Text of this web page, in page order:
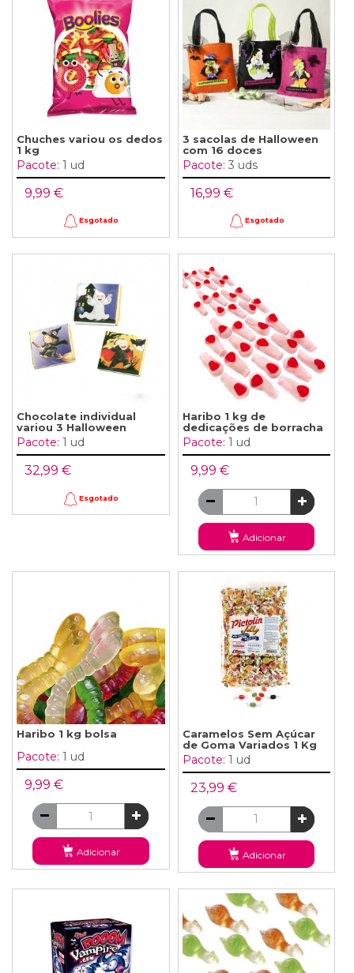
Chuches variou os dedos
1 kg
Pacote: 1 ud
9,99 €
Esgotado
3 sacolas de Halloween
com 16 doces
Pacote: 3 uds
16,99 €
Esgotado
Chocolate individual
variou 3 Halloween
Pacote: 1 ud
32,99 €
Esgotado
Haribo 1 kg de
dedicações de borracha
Pacote: 1 ud
9,99 €
Adicionar
Haribo 1 kg bolsa
Pacote: 1 ud
9,99 €
Adicionar
Caramelos Sem Açúcar
de Goma Variados 1 Kg
Pacote: 1 ud
23,99 €
Adicionar